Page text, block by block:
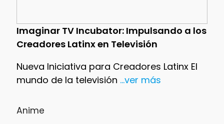
Imaginar TV Incubator: Impulsando a los
Creadores Latinx en Televisión
Nueva Iniciativa para Creadores Latinx El
mundo de la televisión ...ver más
Anime